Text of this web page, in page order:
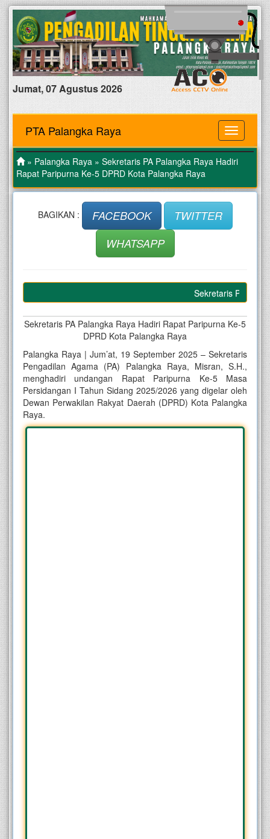
Jumat, 07 Agustus 2026
MENU
PTA Palangka Raya
» Palangka Raya » Sekretaris PA Palangka Raya Hadiri
Rapat Paripurna Ke-5 DPRD Kota Palangka Raya
BAGIKAN : FACEBOOK
TWITTER
WHATSAPP
Sekretaris PA
Sekretaris PA Palangka Raya Hadiri Rapat Paripurna Ke-5
DPRD Kota Palangka Raya
Palangka Raya | Jum’at, 19 September 2025 – Sekretaris
Pengadilan Agama (PA) Palangka Raya, Misran, S.H.,
menghadiri undangan Rapat Paripurna Ke-5 Masa
Persidangan I Tahun Sidang 2025/2026 yang digelar oleh
Dewan Perwakilan Rakyat Daerah (DPRD) Kota Palangka
Raya.